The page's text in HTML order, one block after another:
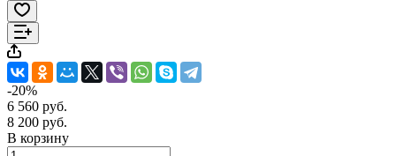
-20%
6 560 руб.
8 200 руб.
В корзину